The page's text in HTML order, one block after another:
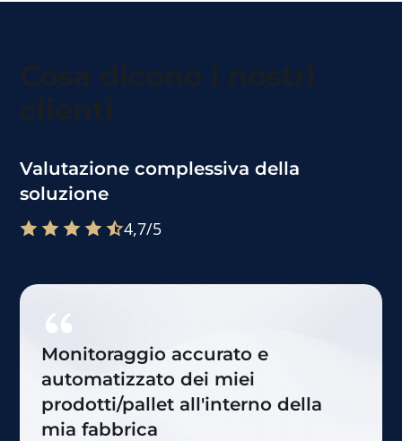
Cosa dicono i nostri
clienti
Valutazione complessiva della
soluzione
4,7/5
Monitoraggio accurato e
automatizzato dei miei
prodotti/pallet all'interno della
mia fabbrica